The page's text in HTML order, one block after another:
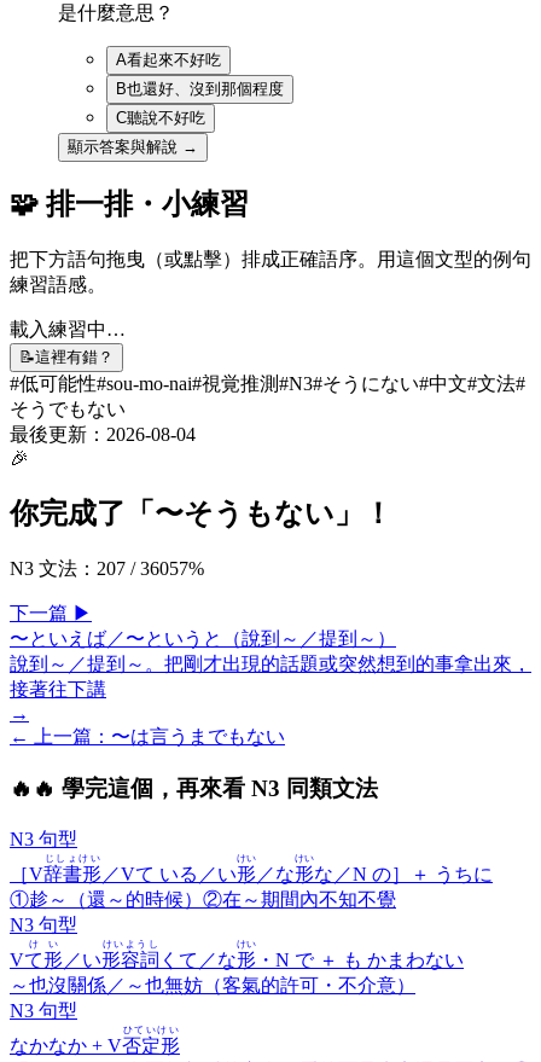
是什麼意思？
A看起來不好吃
B也還好、沒到那個程度
C聽說不好吃
顯示答案與解說 →
🧩 排一排・小練習
把下方語句拖曳（或點擊）排成正確語序。用這個文型的例句
練習語感。
載入練習中…
📝這裡有錯？
#低可能性#sou-mo-nai#視覚推測#N3#そうにない#中文#文法#
そうでもない
最後更新： 2026-08-04
🎉
你完成了「 〜そうもない 」！
N3 文法 ： 207 /36057%
下一篇 ▶
〜といえば／〜というと（說到～／提到～）
說到～／提到～。把剛才出現的話題或突然想到的事拿出來，
接著往下講
→
← 上一篇 ： 〜は言うまでもない
🔥 🔥 學完這個，再來看 N3 同類文法
N3 句型
［V辞書形
じしょけい
／Vて いる／い形
けい
／な形
けい
な／N の］＋ うちに
①趁～（還～的時候）②在～期間內不知不覺
N3 句型
Vて形
けい
／い形容詞
けいようし
くて／な形
けい
・N で ＋ も かまわない
～也沒關係／～也無妨（客氣的許可・不介意）
N3 句型
なかなか + V否定形
ひていけい